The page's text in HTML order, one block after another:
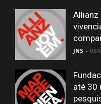
Allianz
JNS - 06/
até 30